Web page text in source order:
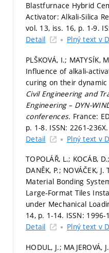
Blastfurnace Hybrid
Activator: Alkali-Silica
vol. 13, iss. 16, p. 1-9.
Detail
Plný text v
PLŠKOVÁ, I.; MATYSÍK,
Influence of alkali-
curing on their
Civil Engineering and
Engineering – DYN-
conferences. France:
p. 1-8. ISSN: 2261-236X.
Detail
Plný text v
TOPOLÁŘ, L.; KOCÁB,
DANĚK, P.; NOVÁČEK,
Material Bonding
Large-Format Tiles
under Mechanical
14, p. 1-14. ISSN: 1996-
Detail
Plný text v
HODUL, J.; MAJEROVÁ,